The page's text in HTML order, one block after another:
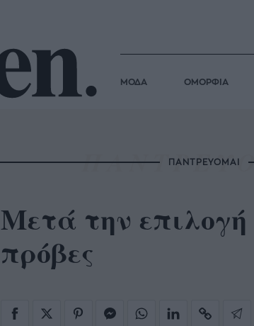
ΜΟΔΑ ΟΜΟΡΦΙΑ
ΠΑΝΤΡΕΥΟΜΑΙ
Μετά την επιλογή
πρόβες